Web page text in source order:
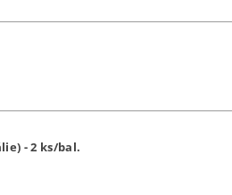
- 2 ks/bal.